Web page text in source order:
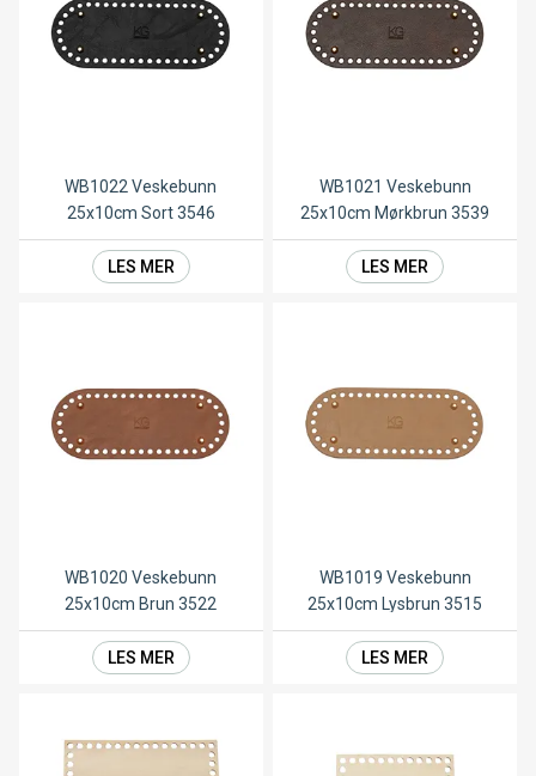
WB1022 Veskebunn
25x10cm Sort 3546
LES MER
WB1021 Veskebunn
25x10cm Mørkbrun 3539
LES MER
WB1020 Veskebunn
25x10cm Brun 3522
LES MER
WB1019 Veskebunn
25x10cm Lysbrun 3515
LES MER